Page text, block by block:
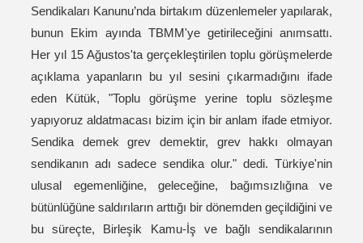
Sendikaları Kanunu’nda birtakım düzenlemeler yapılarak,
bunun Ekim ayında TBMM'ye getirileceğini anımsattı.
Her yıl 15 Ağustos'ta gerçekleştirilen toplu görüşmelerde
açıklama yapanların bu yıl sesini çıkarmadığını ifade
eden Kütük, "Toplu görüşme yerine toplu sözleşme
yapıyoruz aldatmacası bizim için bir anlam ifade etmiyor.
Sendika demek grev demektir, grev hakkı olmayan
sendikanın adı sadece sendika olur." dedi. Türkiye'nin
ulusal egemenliğine, geleceğine, bağımsızlığına ve
bütünlüğüne saldırıların arttığı bir dönemden geçildiğini ve
bu süreçte, Birleşik Kamu-İş ve bağlı sendikalarının